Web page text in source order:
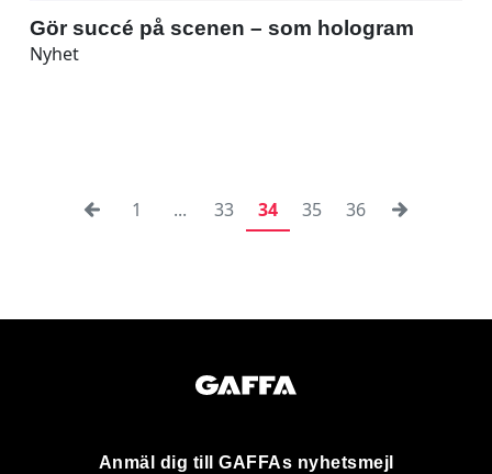
Gör succé på scenen – som hologram
Nyhet
1 ... 33 34 35 36
Anmäl dig till GAFFAs nyhetsmejl